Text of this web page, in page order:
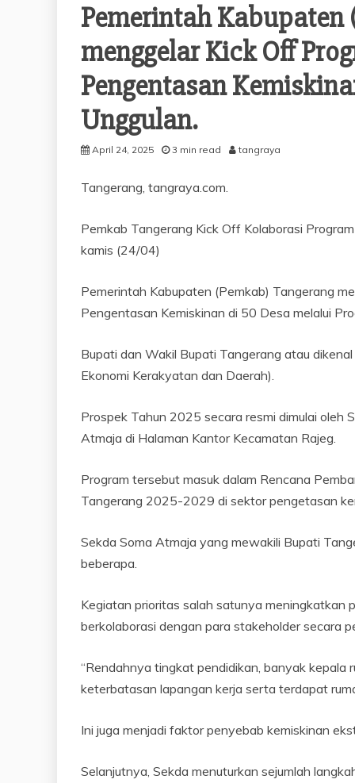
Pemerintah Kabupaten
menggelar Kick Off
Pengentasan
Unggulan.
April 24, 2025 3 min read tangraya
Tangerang, tangraya.com.
Pemkab Tangerang Kick Off Kolaborasi
kamis (24/04)
Pemerintah Kabupaten (Pemkab) Tangerang
Pengentasan Kemiskinan di 50 Desa melalui
Bupati dan Wakil Bupati Tangerang atau
Ekonomi Kerakyatan dan Daerah).
Prospek Tahun 2025 secara resmi dimulai oleh
Atmaja di Halaman Kantor Kecamatan Rajeg.
Program tersebut masuk dalam Rencana
Tangerang 2025-2029 di sektor pengetasan
Sekda Soma Atmaja yang mewakili Bupati
beberapa.
Kegiatan prioritas salah satunya meningkatkan
berkolaborasi dengan para stakeholder secara
“Rendahnya tingkat pendidikan, banyak kepala
keterbatasan lapangan kerja serta terdapat
Ini juga menjadi faktor penyebab kemiskinan
Selanjutnya, Sekda menuturkan sejumlah